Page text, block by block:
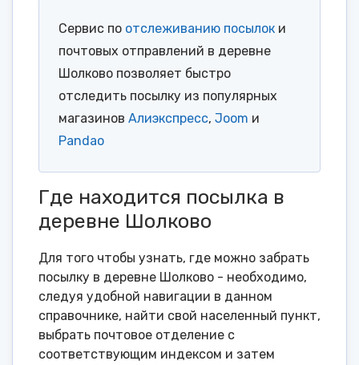
Сервис по отслеживанию посылок и
почтовых отправлений в деревне
Шолково позволяет быстро
отследить посылку из популярных
магазинов Алиэкспресс, Joom и
Pandao
Где находится посылка в
деревне Шолково
Для того чтобы узнать, где можно забрать
посылку в деревне Шолково - необходимо,
следуя удобной навигации в данном
справочнике, найти свой населенный пункт,
выбрать почтовое отделение с
соответствующим индексом и затем